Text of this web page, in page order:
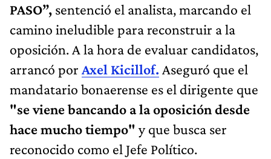
PASO”, sentenció el analista, marcando el
camino ineludible para reconstruir a la
oposición. A la hora de evaluar candidatos,
arrancó por Axel Kicillof. Aseguró que el
mandatario bonaerense es el dirigente que
"se viene bancando a la oposición desde
hace mucho tiempo" y que busca ser
reconocido como el Jefe Político.